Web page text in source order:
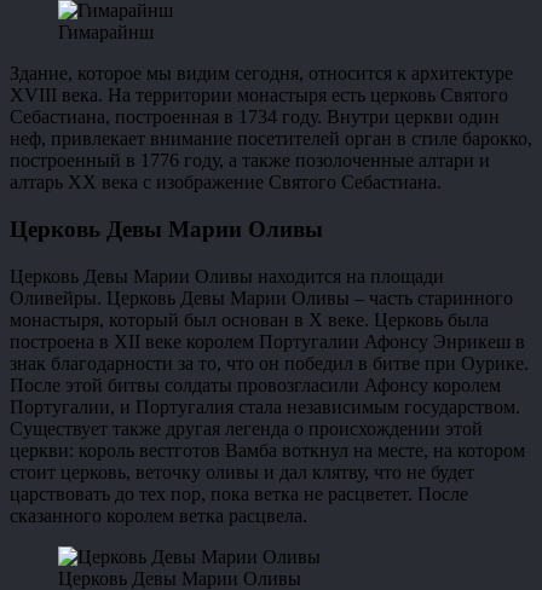
Гимарайнш
Здание, которое мы видим сегодня, относится к архитектуре
XVIII века. На территории монастыря есть церковь Святого
Себастиана, построенная в 1734 году. Внутри церкви один
неф, привлекает внимание посетителей орган в стиле барокко,
построенный в 1776 году, а также позолоченные алтари и
алтарь ХХ века с изображение Святого Себастиана.
Церковь Девы Марии Оливы
Церковь Девы Марии Оливы находится на площади
Оливейры. Церковь Девы Марии Оливы – часть старинного
монастыря, который был основан в Х веке. Церковь была
построена в XII веке королем Португалии Афонсу Энрикеш в
знак благодарности за то, что он победил в битве при Оурике.
После этой битвы солдаты провозгласили Афонсу королем
Португалии, и Португалия стала независимым государством.
Существует также другая легенда о происхождении этой
церкви: король вестготов Вамба воткнул на месте, на котором
стоит церковь, веточку оливы и дал клятву, что не будет
царствовать до тех пор, пока ветка не расцветет. После
сказанного королем ветка расцвела.
Церковь Девы Марии Оливы